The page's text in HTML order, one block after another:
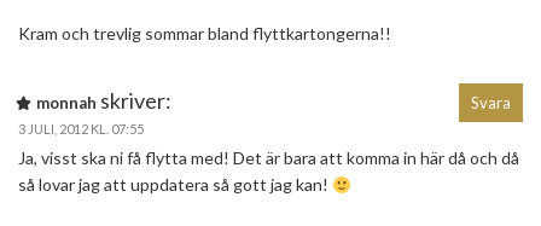
Kram och trevlig sommar bland flyttkartongerna!!
monnah skriver:
3 JULI, 2012 KL. 07:55
Ja, visst ska ni få flytta med! Det är bara att komma in här då och då
så lovar jag att uppdatera så gott jag kan!
Svara